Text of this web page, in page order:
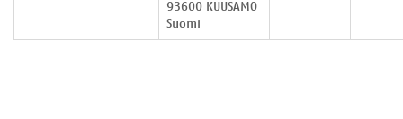
93600 KUUSAMO
Suomi